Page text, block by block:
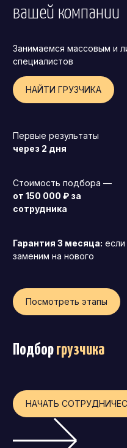
Коммерческий директор
Директор по маркетингу
Директор по персоналу
Финансовый директор
Технический директор
Франшиза
вашей компании
Занимаемся массовым и
специалистов
НАЙТИ ГРУЗЧИКА
Первые результаты
через 2 дня
Стоимость подбора —
от 150 000 ₽ за
сотрудника
Гарантия 3 месяца:
заменим на нового
Посмотреть этапы
Подборгрузчика
НАЧАТЬ